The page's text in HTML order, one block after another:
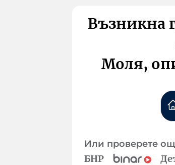
Възникна
Моля,
Или проверете
БНР